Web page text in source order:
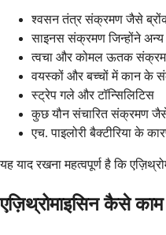
श्वसन तंत्र संक्रमण जैसे
साइनस संक्रमण जिन्होंने अन्य
त्वचा और कोमल ऊतक
वयस्कों और बच्चों में कान के
स्ट्रेप गले और टॉन्सिलिटिस
कुछ यौन संचारित संक्रमण जैसे
एच. पाइलोरी बैक्टीरिया के
यह याद रखना महत्वपूर्ण है कि
एज़िथ्रोमाइसिन कैसे